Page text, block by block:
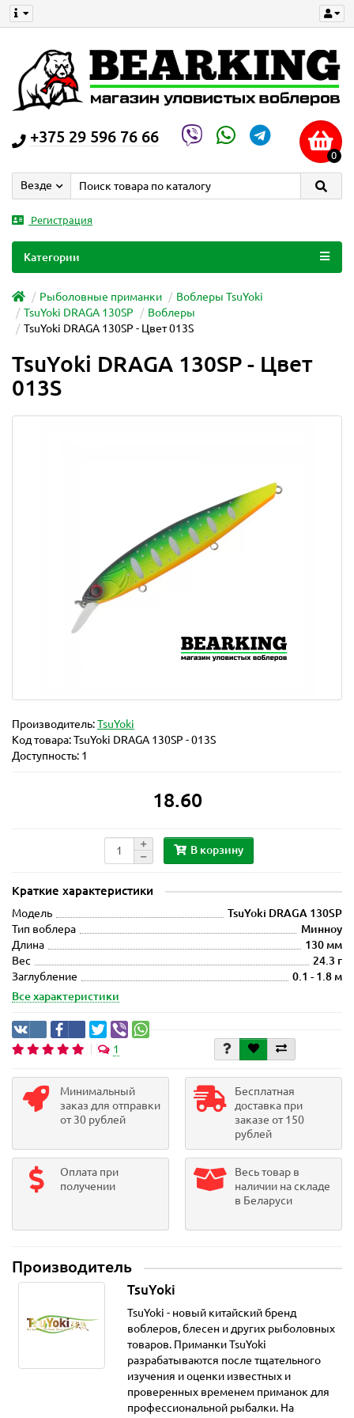
+375 29 596 76 66
0
Везде
Регистрация
Категории
Рыболовные приманки
Воблеры TsuYoki
TsuYoki DRAGA 130SP
Воблеры
TsuYoki DRAGA 130SP - Цвет 013S
TsuYoki DRAGA 130SP - Цвет
013S
Производитель:TsuYoki
Код товара:TsuYoki DRAGA 130SP - 013S
Доступность: 1
18.60
В корзину
Краткие характеристики
Модель
TsuYoki DRAGA 130SP
Тип воблера
Минноу
Длина
130 мм
Вес
24.3 г
Заглубление
0.1 - 1.8 м
Все характеристики
1
Минимальный
заказ для отправки
от 30 рублей
Бесплатная
доставка при
заказе от 150
рублей
Оплата при
получении
Весь товар в
наличии на складе
в Беларуси
Производитель
TsuYoki
TsuYoki - новый китайский бренд
воблеров, блесен и других рыболовных
товаров. Приманки TsuYoki
разрабатываются после тщательного
изучения и оценки известных и
проверенных временем приманок для
профессиональной рыбалки. На